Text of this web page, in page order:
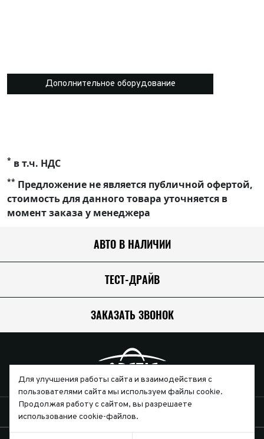
Дополнительное оборудование
* в т.ч. НДС
** Предложение не является публичной офертой,
стоимость для данного товара уточняется в
момент заказа у менеджера
АВТО В НАЛИЧИИ
ТЕСТ-ДРАЙВ
ЗАКАЗАТЬ ЗВОНОК
АВТОМОБИЛИ
Для улучшения работы сайта и взаимодействия с
пользователями сайта мы используем файлы cookie.
Продолжая работу с сайтом, вы разрешаете
использование cookie-файлов.